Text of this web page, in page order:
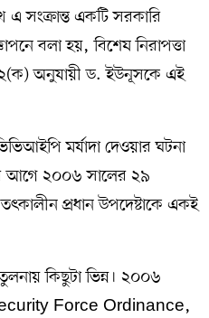
সংক্রান্ত একটি সরকারি
বলা হয়, বিশেষ নিরাপত্তা
অনুযায়ী ড. ইউনূসকে এই
মর্যাদা দেওয়ার ঘটনা
আগে ২০০৬ সালের ২৯
প্রধান উপদেষ্টাকে একই
কিছুটা ভিন্ন। ২০০৬
Force Ordinance,